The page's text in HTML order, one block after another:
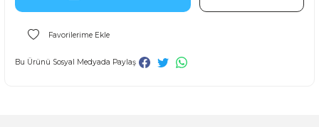
Bu Ürünü Sosyal Medyada Paylaş